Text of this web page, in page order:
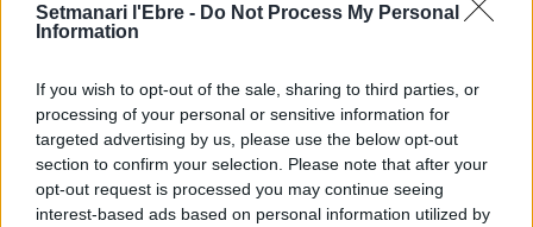
Setmanari l'Ebre - Do Not Process My Personal
Information
If you wish to opt-out of the sale, sharing to third parties, or
processing of your personal or sensitive information for
targeted advertising by us, please use the below opt-out
section to confirm your selection. Please note that after your
opt-out request is processed you may continue seeing
interest-based ads based on personal information utilized by
MOST READ